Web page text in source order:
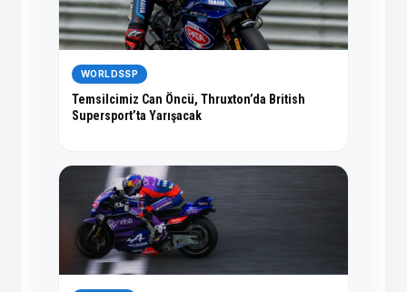
WORLDSSP
Temsilcimiz Can Öncü, Thruxton’da British
Supersport’ta Yarışacak